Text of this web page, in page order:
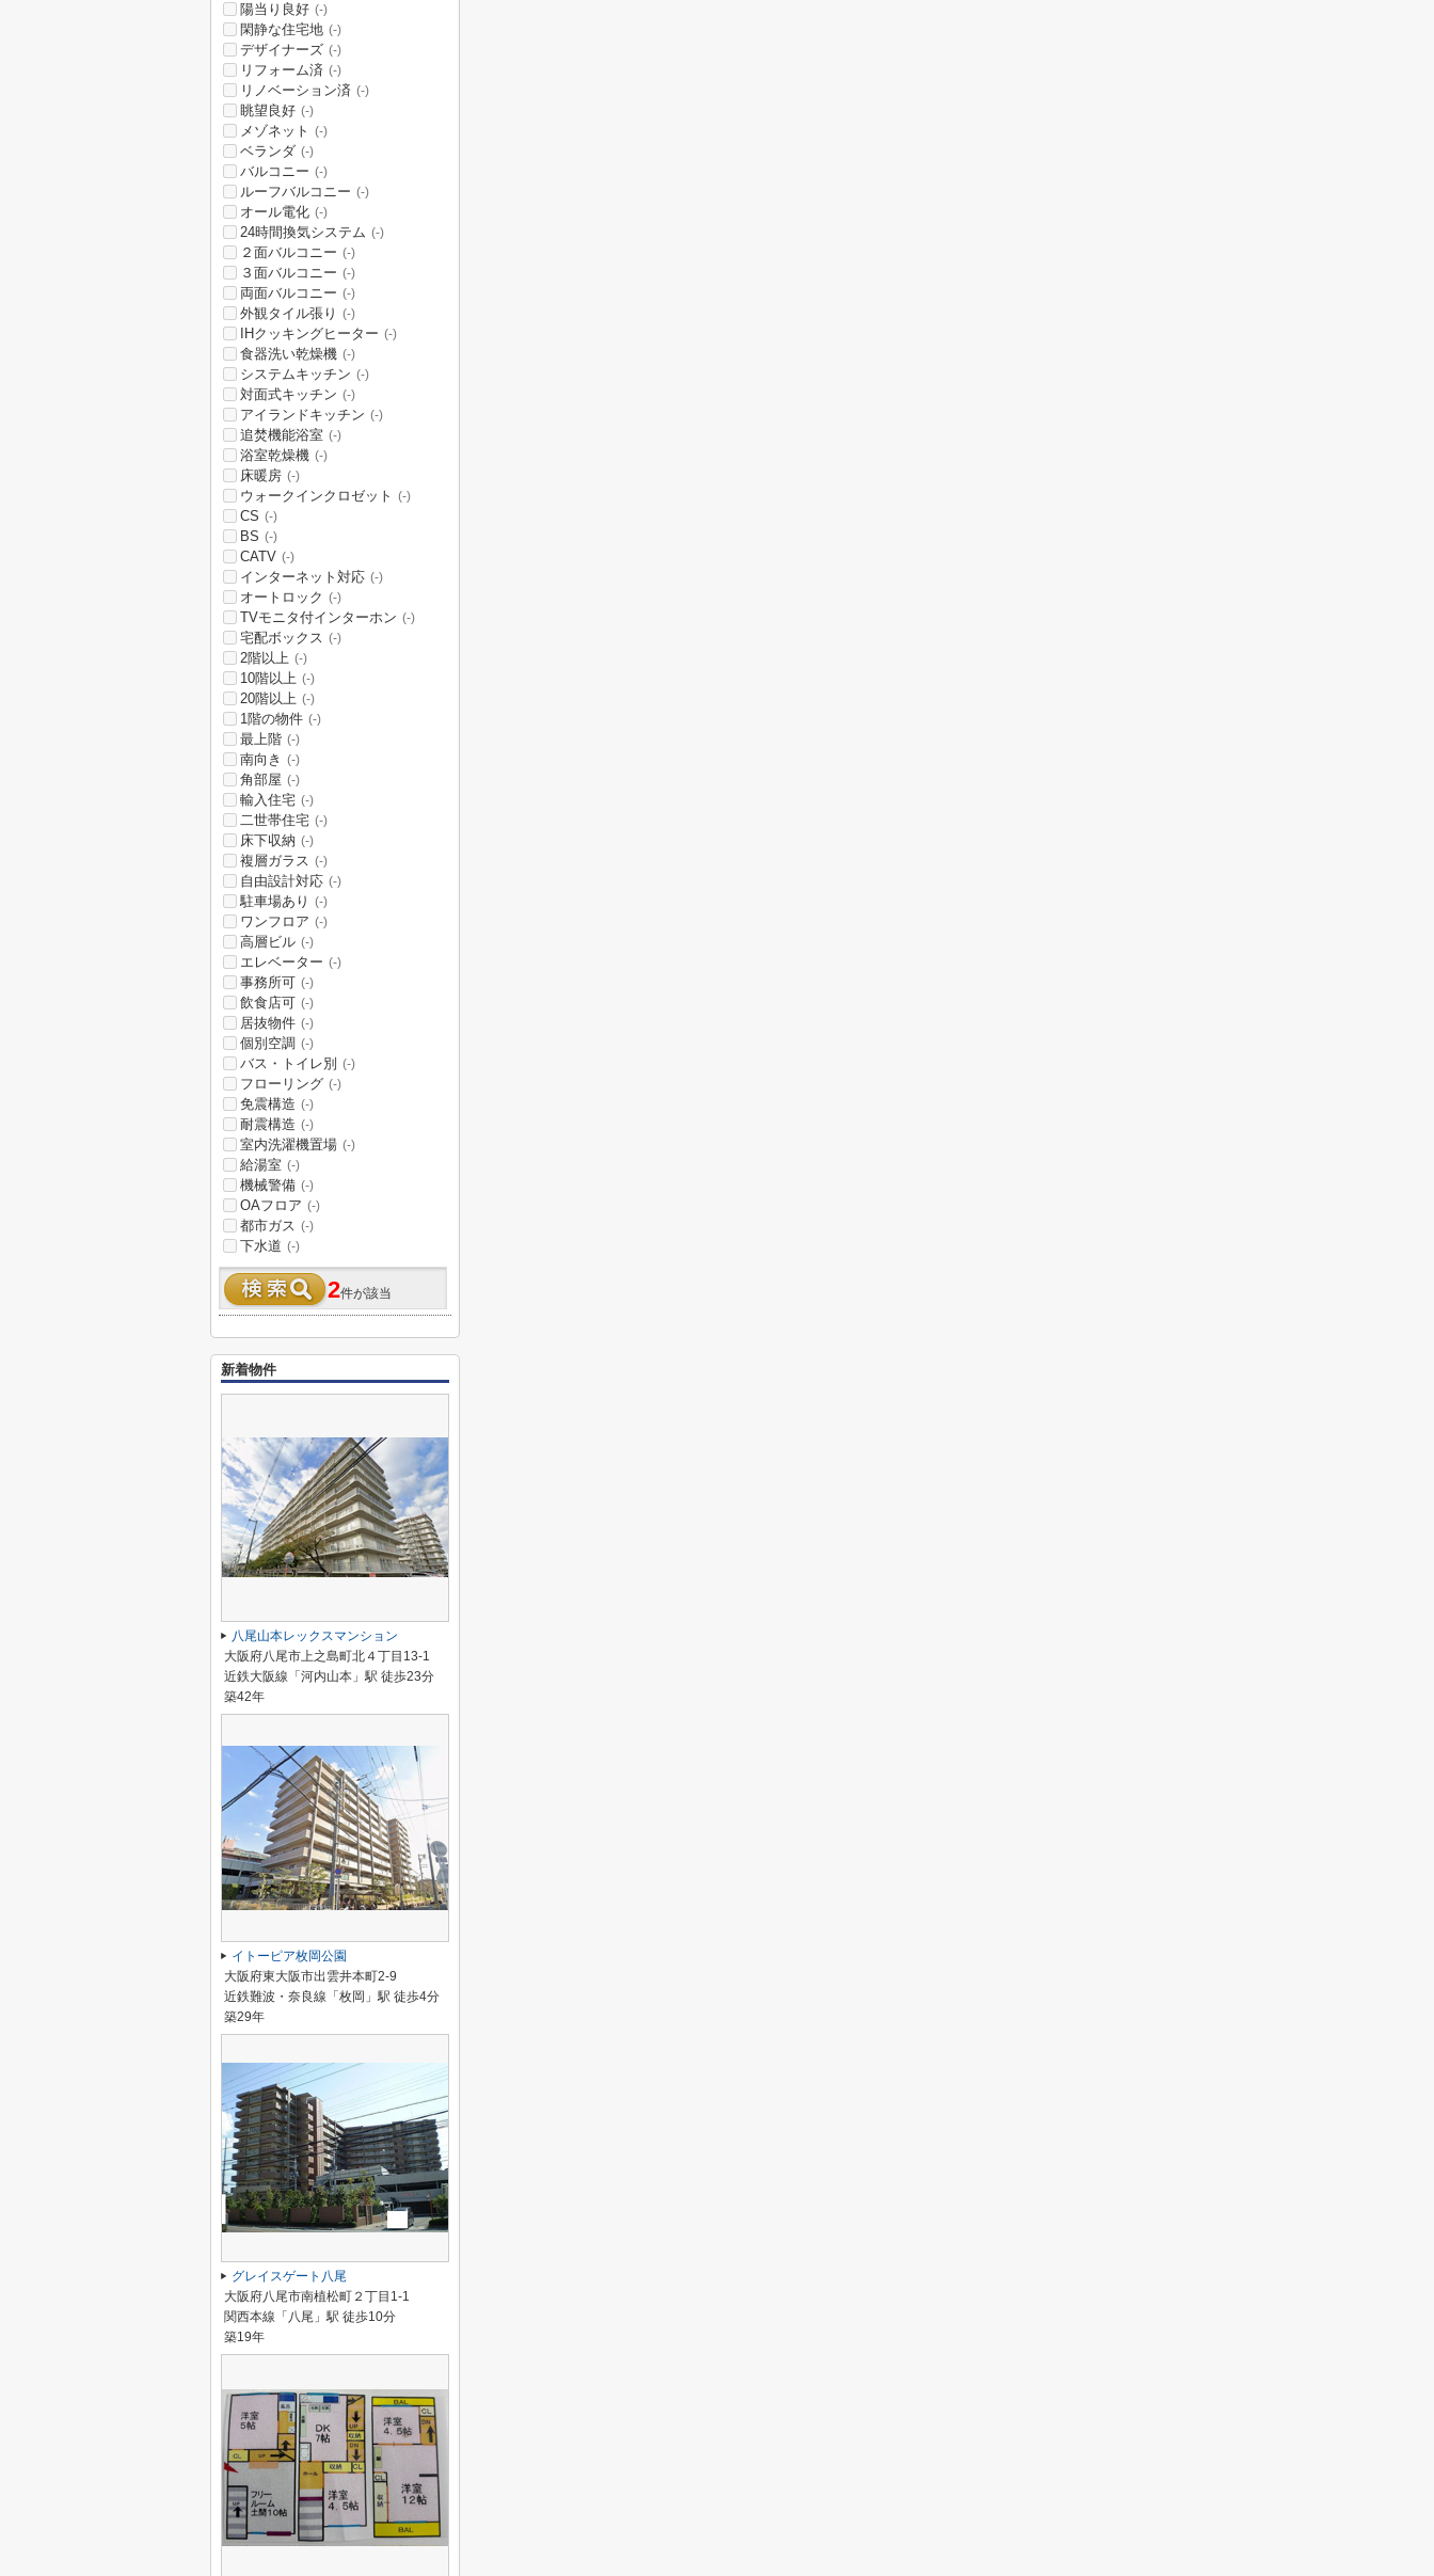
陽当り良好 (-)
閑静な住宅地 (-)
デザイナーズ (-)
リフォーム済 (-)
リノベーション済 (-)
眺望良好 (-)
メゾネット (-)
ベランダ (-)
バルコニー (-)
ルーフバルコニー (-)
オール電化 (-)
24時間換気システム (-)
２面バルコニー (-)
３面バルコニー (-)
両面バルコニー (-)
外観タイル張り (-)
IHクッキングヒーター (-)
食器洗い乾燥機 (-)
システムキッチン (-)
対面式キッチン (-)
アイランドキッチン (-)
追焚機能浴室 (-)
浴室乾燥機 (-)
床暖房 (-)
ウォークインクロゼット (-)
CS (-)
BS (-)
CATV (-)
インターネット対応 (-)
オートロック (-)
TVモニタ付インターホン (-)
宅配ボックス (-)
2階以上 (-)
10階以上 (-)
20階以上 (-)
1階の物件 (-)
最上階 (-)
南向き (-)
角部屋 (-)
輸入住宅 (-)
二世帯住宅 (-)
床下収納 (-)
複層ガラス (-)
自由設計対応 (-)
駐車場あり (-)
ワンフロア (-)
高層ビル (-)
エレベーター (-)
事務所可 (-)
飲食店可 (-)
居抜物件 (-)
個別空調 (-)
バス・トイレ別 (-)
フローリング (-)
免震構造 (-)
耐震構造 (-)
室内洗濯機置場 (-)
給湯室 (-)
機械警備 (-)
OAフロア (-)
都市ガス (-)
下水道 (-)
2件が該当
新着物件
八尾山本レックスマンション
大阪府八尾市上之島町北４丁目13-1
近鉄大阪線「河内山本」駅 徒歩23分
築42年
イトーピア枚岡公園
大阪府東大阪市出雲井本町2-9
近鉄難波・奈良線「枚岡」駅 徒歩4分
築29年
グレイスゲート八尾
大阪府八尾市南植松町２丁目1-1
関西本線「八尾」駅 徒歩10分
築19年